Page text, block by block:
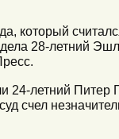
который
28-летний
24-летний Питер
счел